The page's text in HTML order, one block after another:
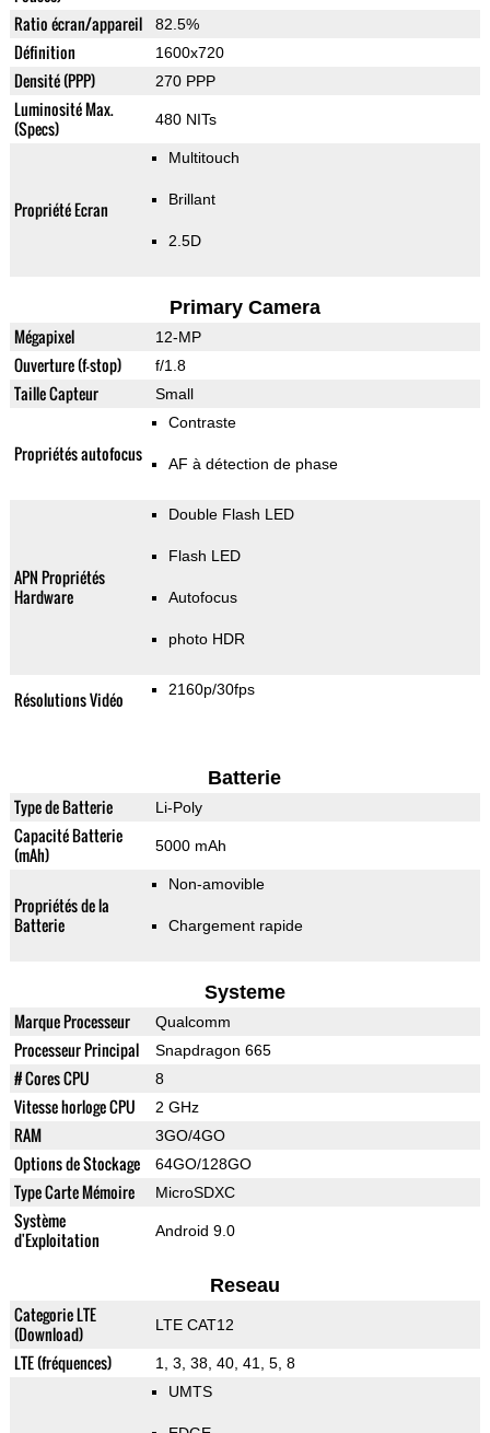
Ratio écran/appareil 82.5%
Définition 1600x720
Densité (PPP) 270 PPP
Luminosité Max.
(Specs)
480 NITs
Propriété Ecran
Multitouch
Brillant
2.5D
Primary Camera
Mégapixel 12-MP
Ouverture (f-stop) f/1.8
Taille Capteur Small
Propriétés autofocus
Contraste
AF à détection de phase
APN Propriétés
Hardware
Double Flash LED
Flash LED
Autofocus
photo HDR
Résolutions Vidéo 2160p/30fps
Batterie
Type de Batterie Li-Poly
Capacité Batterie
(mAh)
5000 mAh
Propriétés de la
Batterie
Non-amovible
Chargement rapide
Systeme
Marque Processeur Qualcomm
Processeur Principal Snapdragon 665
# Cores CPU 8
Vitesse horloge CPU 2 GHz
RAM 3GO/4GO
Options de Stockage 64GO/128GO
Type Carte Mémoire MicroSDXC
Système
d'Exploitation
Android 9.0
Reseau
Categorie LTE
(Download)
LTE CAT12
LTE (fréquences)
1, 3, 38, 40, 41, 5, 8
UMTS